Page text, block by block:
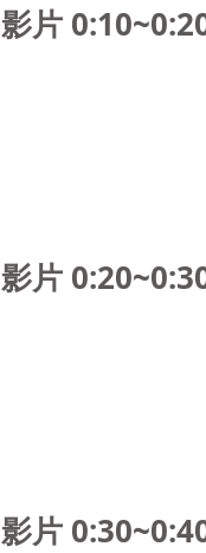
影片
影片
影片